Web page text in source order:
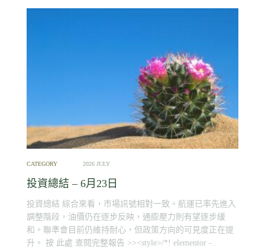
CATEGORY 2026 JULY
投資總結 – 6月23日
投資總結 綜合來看，市場訊號相對一致。航運已率先進入
調整階段，油價仍在逐步反映，通膨壓力則有望逐步緩
和。聯準會目前仍維持耐心，但政策方向的可見度正在提
升。 按 此處 查閱完整報告 >><style>/*! elementor -..